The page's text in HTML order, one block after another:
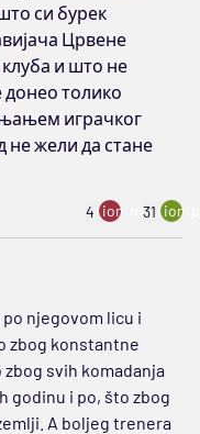
си бурек
Црвене
клуба и што не
донео толико
играчког
не жели да стане
4 ion:minus
31
njegovom licu i
zbog konstantne
svih komadanja
godinu i po, što zbog
A boljeg trenera